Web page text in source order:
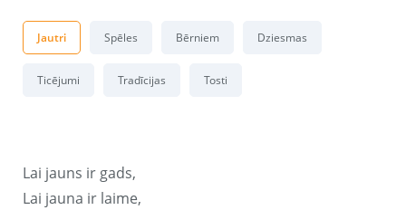
Jautri Spēles Bērniem Dziesmas
Ticējumi Tradīcijas Tosti
Lai jauns ir gads,
Lai jauna ir laime,